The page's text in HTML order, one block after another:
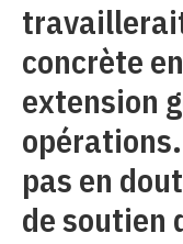
concrète
extension
pas en
de soutien